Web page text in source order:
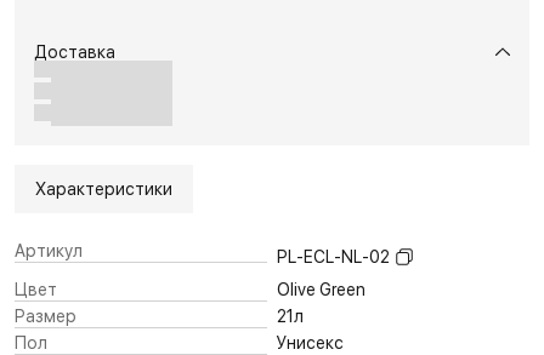
Доставка
Характеристики
Артикул
PL-ECL-NL-02
Цвет
Olive Green
Размер
21л
Пол
Унисекс